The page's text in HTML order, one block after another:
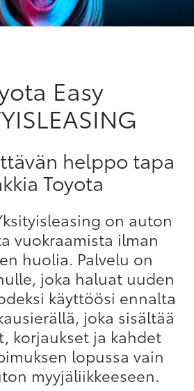
Easy
helppo tapa
Toyota
on auton
vuokraamista ilman
huolia. Palvelu on
joka haluat uuden
käyttöösi ennalta
joka sisältää
korjaukset ja kahdet
lopussa vain
myyjäliikkeeseen.